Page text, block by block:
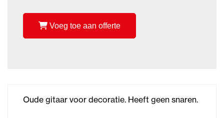
Voeg toe aan offerte
Oude gitaar voor decoratie. Heeft geen snaren.